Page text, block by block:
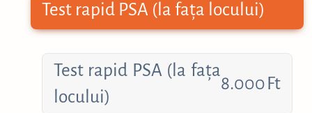
Test rapid PSA (la fața locului)
Test rapid PSA (la fața
locului)
8.000 Ft